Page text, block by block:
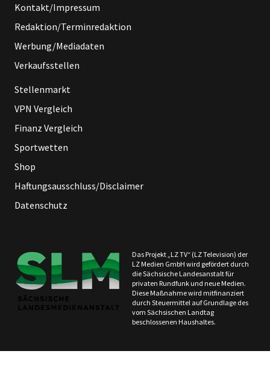
Kontakt/Impressum
Redaktion/Terminredaktion
Werbung/Mediadaten
Verkaufsstellen
Stellenmarkt
VPN Vergleich
Finanz Vergleich
Sportwetten
Shop
Haftungsausschluss/Disclaimer
Datenschutz
Das Projekt „LZ TV“ (LZ Television) der
LZ Medien GmbH wird gefördert durch
die Sächsische Landesanstalt für
privaten Rundfunk und neue Medien.
Diese Maßnahme wird mitfinanziert
durch Steuermittel auf Grundlage des
vom Sächsischen Landtag
beschlossenen Haushaltes.